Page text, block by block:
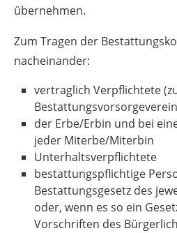
übernehmen.
Zum Tragen der
nacheinander:
vertraglich Verpflichtete
der Erbe/Erbin und bei
jeder Miterbe/Miterbin
Unterhaltsverpflichtete
bestattungspflichtige
Bestattungsgesetz des
oder, wenn es so ein
Vorschriften des